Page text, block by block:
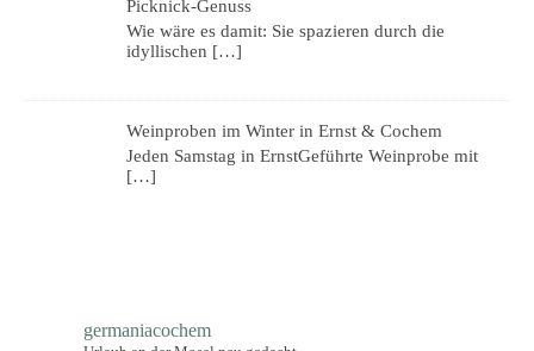
Picknick-Genuss
Wie wäre es damit: Sie spazieren durch die
idyllischen […]
Weinproben im Winter in Ernst & Cochem
Jeden Samstag in ErnstGeführte Weinprobe mit
[…]
germaniacochem